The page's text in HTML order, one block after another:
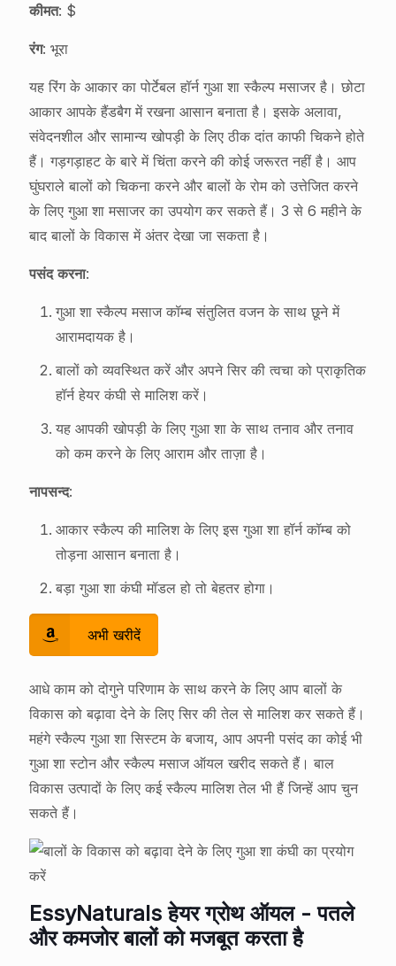
कीमत: $
रंग: भूरा
यह रिंग के आकार का पोर्टेबल हॉर्न गुआ शा स्कैल्प मसाजर है। छोटा
आकार आपके हैंडबैग में रखना आसान बनाता है। इसके अलावा,
संवेदनशील और सामान्य खोपड़ी के लिए ठीक दांत काफी चिकने होते
हैं। गड़गड़ाहट के बारे में चिंता करने की कोई जरूरत नहीं है। आप
घुंघराले बालों को चिकना करने और बालों के रोम को उत्तेजित करने
के लिए गुआ शा मसाजर का उपयोग कर सकते हैं। 3 से 6 महीने के
बाद बालों के विकास में अंतर देखा जा सकता है।
पसंद करना:
गुआ शा स्कैल्प मसाज कॉम्ब संतुलित वजन के साथ छूने में
आरामदायक है।
बालों को व्यवस्थित करें और अपने सिर की त्वचा को प्राकृतिक
हॉर्न हेयर कंघी से मालिश करें।
यह आपकी खोपड़ी के लिए गुआ शा के साथ तनाव और तनाव
को कम करने के लिए आराम और ताज़ा है।
नापसन्द:
आकार स्कैल्प की मालिश के लिए इस गुआ शा हॉर्न कॉम्ब को
तोड़ना आसान बनाता है।
बड़ा गुआ शा कंघी मॉडल हो तो बेहतर होगा।
अभी खरीदें
आधे काम को दोगुने परिणाम के साथ करने के लिए आप बालों के
विकास को बढ़ावा देने के लिए सिर की तेल से मालिश कर सकते हैं।
महंगे स्कैल्प गुआ शा सिस्टम के बजाय, आप अपनी पसंद का कोई भी
गुआ शा स्टोन और स्कैल्प मसाज ऑयल खरीद सकते हैं। बाल
विकास उत्पादों के लिए कई स्कैल्प मालिश तेल भी हैं जिन्हें आप चुन
सकते हैं।
EssyNaturals हेयर ग्रोथ ऑयल - पतले
और कमजोर बालों को मजबूत करता है